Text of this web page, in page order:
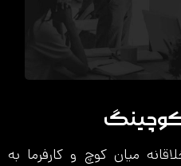
میان کوچ و کارفرما به